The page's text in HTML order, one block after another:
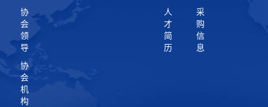
协
会
领
导
协
会
机
构
人
才
简
历
采
购
信
息